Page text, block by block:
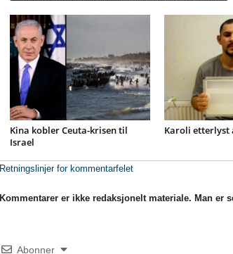
Kina kobler Ceuta-krisen til
Israel
Karoli etterlyst
Retningslinjer for kommentarfelet
Kommentarer er ikke redaksjonelt materiale. Man
Abonner